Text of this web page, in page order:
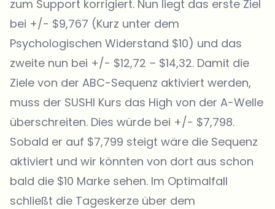
zum Support korrigiert. Nun liegt das erste Ziel
bei +/- $9,767 (Kurz unter dem
Psychologischen Widerstand $10) und das
zweite nun bei +/- $12,72 – $14,32. Damit die
Ziele von der ABC-Sequenz aktiviert werden,
muss der SUSHI Kurs das High von der A-Welle
überschreiten. Dies würde bei +/- $7,798.
Sobald er auf $7,799 steigt wäre die Sequenz
aktiviert und wir könnten von dort aus schon
bald die $10 Marke sehen. Im Optimalfall
schließt die Tageskerze über dem